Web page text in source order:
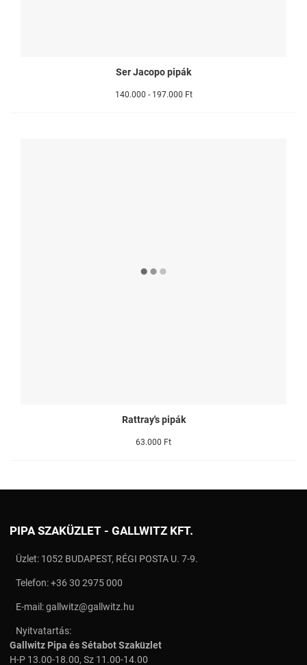
Ser Jacopo pipák
140.000 - 197.000 Ft
Rattray's pipák
63.000 Ft
PIPA SZAKÜZLET - GALLWITZ KFT.
Üzlet: 1052 BUDAPEST, RÉGI POSTA U. 7-9.
Telefon:+36 30 2975 000
E-mail:gallwitz@gallwitz.hu
Nyitvatartás:
Gallwitz Pipa és Sétabot Szaküzlet
H-P 13.00-18.00, Sz 11.00-14.00